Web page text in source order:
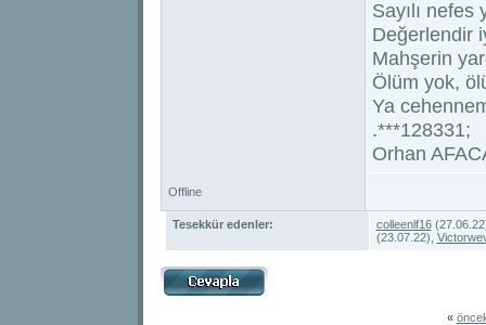
Sayılı nefes
Değerlendir
Mahşerin
Ölüm yok,
Ya
.***128331;
Orhan
Offline
Tesekkür edenler: colleenlf16
(23.07.22),
«